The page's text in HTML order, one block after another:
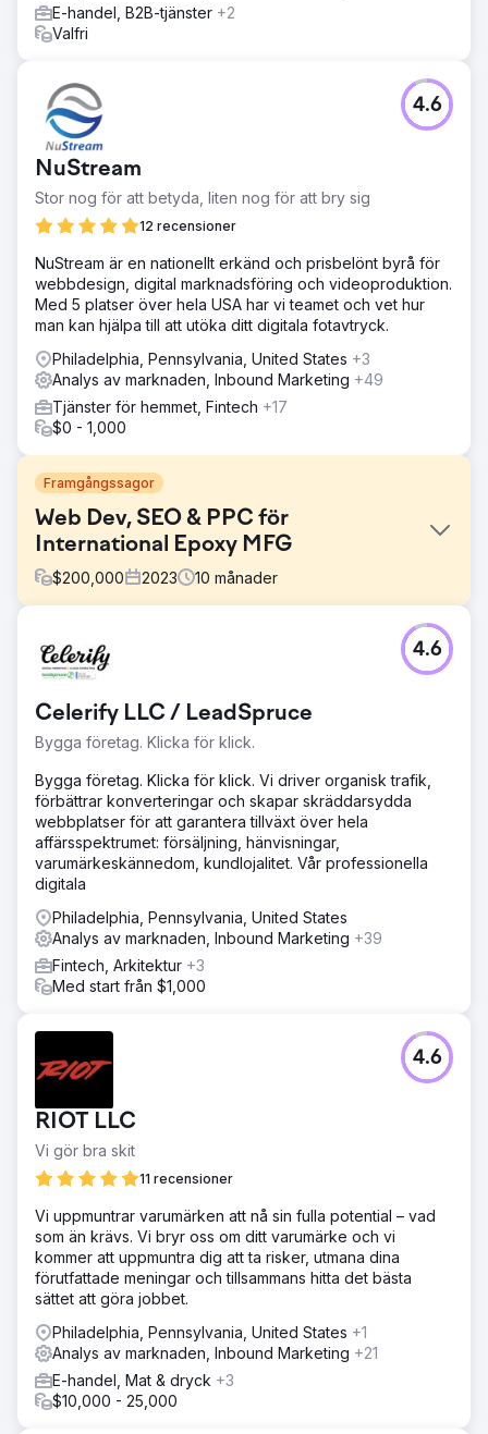
E-handel, B2B-tjänster +2
Valfri
NuStream
Stor nog för att betyda, liten nog för att bry sig
12 recensioner
4.6
NuStream är en nationellt erkänd och prisbelönt byrå för
webbdesign, digital marknadsföring och videoproduktion.
Med 5 platser över hela USA har vi teamet och vet hur
man kan hjälpa till att utöka ditt digitala fotavtryck.
Philadelphia, Pennsylvania, United States +3
Analys av marknaden, Inbound Marketing +49
Tjänster för hemmet, Fintech +17
$0 - 1,000
Framgångssagor
Web Dev, SEO & PPC för
International Epoxy MFG
$200,000 2023 10 månader
Skapa ett nytt konsumentfokuserat epoxivarumärke från
vår företags B2B-tillverkare.
Lösning
Perfect Afternoon utvecklade en ny Entropy Resin-
webbplats med anpassad backend-programmering på
WordPress och WooCommerce. De integrerade det med
vårt ERP och Salesforce CRM, genomförde
marknadsanalyser och hanterar vår SEO och SEM, vilket
förbättrade vår onlinenärvaro effektivt.
Resultat
Sedan relanseringen har försäljningen ökat med 56 %
hittills. Integration med vårt CRM förenklar marknadsföring
till slutkonsumenter och underlättar länkning av sociala
kampanjer till vår webbplats för mer information.
Utbildningsinnehåll har prisats och sett ökade SM-
ambassadörsförfrågningar.
Celerify LLC / LeadSpruce
Bygga företag. Klicka för klick.
4.6
Bygga företag. Klicka för klick. Vi driver organisk trafik,
förbättrar konverteringar och skapar skräddarsydda
webbplatser för att garantera tillväxt över hela
affärsspektrumet: försäljning, hänvisningar,
varumärkeskännedom, kundlojalitet. Vår professionella
digitala
Philadelphia, Pennsylvania, United States
Analys av marknaden, Inbound Marketing +39
Fintech, Arkitektur +3
Med start från $1,000
RIOT LLC
Vi gör bra skit
11 recensioner
4.6
Vi uppmuntrar varumärken att nå sin fulla potential – vad
som än krävs. Vi bryr oss om ditt varumärke och vi
kommer att uppmuntra dig att ta risker, utmana dina
förutfattade meningar och tillsammans hitta det bästa
sättet att göra jobbet.
Philadelphia, Pennsylvania, United States +1
Analys av marknaden, Inbound Marketing +21
E-handel, Mat & dryck +3
$10,000 - 25,000